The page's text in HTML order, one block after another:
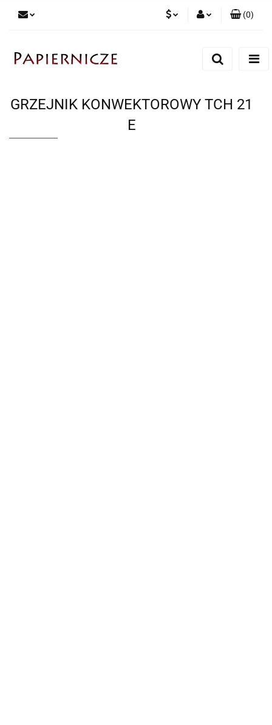
(0)
GRZEJNIK KONWEKTOROWY TCH 21
E